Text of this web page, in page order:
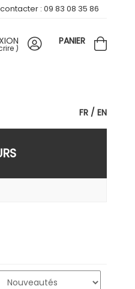
FR EN
)
PANIER
: 09 83 08 35 86